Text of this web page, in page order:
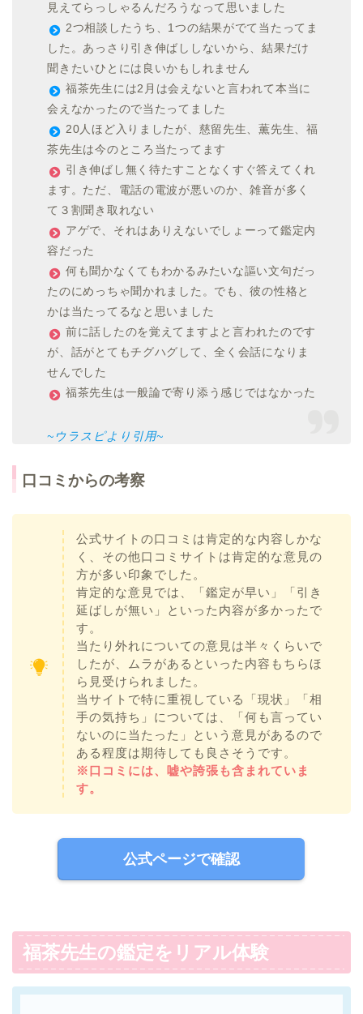
見えてらっしゃるんだろうなって思いました
2つ相談したうち、1つの結果がでて当たってま
した。あっさり引き伸ばししないから、結果だけ
聞きたいひとには良いかもしれません
福茶先生には2月は会えないと言われて本当に
会えなかったので当たってました
20人ほど入りましたが、慈留先生、薫先生、福
茶先生は今のところ当たってます
引き伸ばし無く待たすことなくすぐ答えてくれ
ます。ただ、電話の電波が悪いのか、雑音が多く
て３割聞き取れない
アゲで、それはありえないでしょーって鑑定内
容だった
何も聞かなくてもわかるみたいな謳い文句だっ
たのにめっちゃ聞かれました。でも、彼の性格と
かは当たってるなと思いました
前に話したのを覚えてますよと言われたのです
が、話がとてもチグハグして、全く会話になりま
せんでした
福茶先生は一般論で寄り添う感じではなかった
~ウラスピより引用~
口コミからの考察
公式サイトの口コミは肯定的な内容しかな
く、その他口コミサイトは肯定的な意見の
方が多い印象でした。
肯定的な意見では、「鑑定が早い」「引き
延ばしが無い」といった内容が多かったで
す。
当たり外れについての意見は半々くらいで
したが、ムラがあるといった内容もちらほ
ら見受けられました。
当サイトで特に重視している「現状」「相
手の気持ち」については、「何も言ってい
ないのに当たった」という意見があるので
ある程度は期待しても良さそうです。
※口コミには、嘘や誇張も含まれていま
す。
公式ページで確認
福茶先生の鑑定をリアル体験